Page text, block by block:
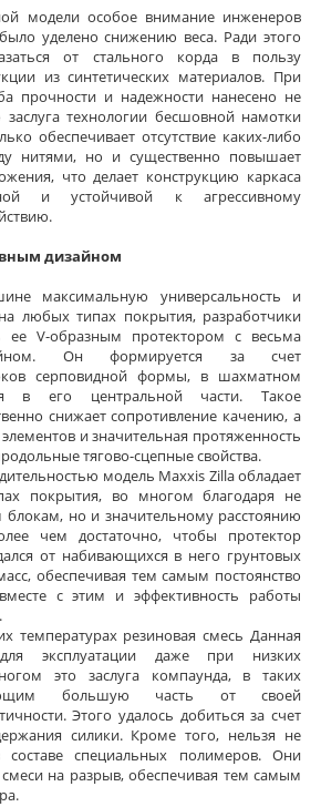
модели особое внимание инженеров
уделено снижению веса. Ради этого
от стального корда в пользу
из синтетических материалов. При
прочности и надежности нанесено не
технологии бесшовной намотки
обеспечивает отсутствие каких-либо
нитями, но и существенно повышает
что делает конструкцию каркаса
и устойчивой к агрессивному
дизайном
максимальную универсальность и
любых типах покрытия, разработчики
ее V-образным протектором с весьма
Он формируется за счет
серповидной формы, в шахматном
в его центральной части. Такое
снижает сопротивление качению, а
и значительная протяженность
тягово-сцепные свойства.
модель Maxxis Zilla обладает
покрытия, во многом благодаря не
но и значительному расстоянию
чем достаточно, чтобы протектор
от набивающихся в него грунтовых
обеспечивая тем самым постоянство
с этим и эффективность работы
температурах резиновая смесь Данная
эксплуатации даже при низких
это заслуга компаунда, в таких
большую часть от своей
Этого удалось добиться за счет
силики. Кроме того, нельзя не
специальных полимеров. Они
на разрыв, обеспечивая тем самым